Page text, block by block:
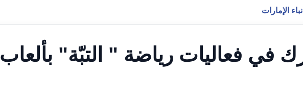
الإمارات
في فعاليات رياضة " التبّة" بألعاب